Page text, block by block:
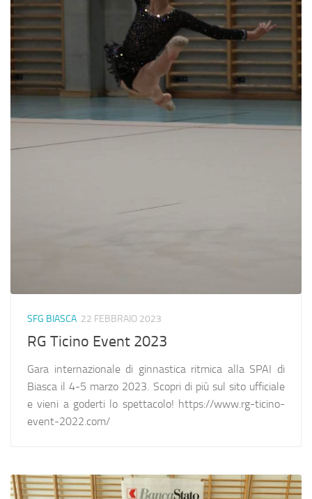
SFG BIASCA 22 FEBBRAIO 2023
RG Ticino Event 2023
Gara internazionale di ginnastica ritmica alla SPAI di
Biasca il 4-5 marzo 2023. Scopri di più sul sito ufficiale
e vieni a goderti lo spettacolo! https://www.rg-ticino-
event-2022.com/